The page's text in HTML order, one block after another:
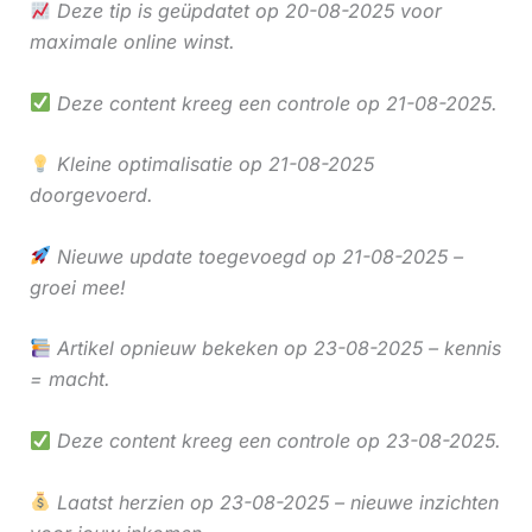
Deze tip is geüpdatet op 20-08-2025 voor
maximale online winst.
Deze content kreeg een controle op 21-08-2025.
Kleine optimalisatie op 21-08-2025
doorgevoerd.
Nieuwe update toegevoegd op 21-08-2025 –
groei mee!
Artikel opnieuw bekeken op 23-08-2025 – kennis
= macht.
Deze content kreeg een controle op 23-08-2025.
Laatst herzien op 23-08-2025 – nieuwe inzichten